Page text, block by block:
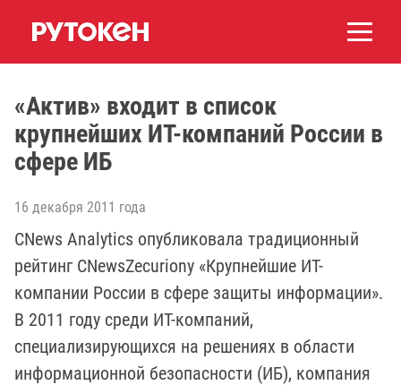
«Актив» входит в список
крупнейших ИТ-компаний России в
сфере ИБ
16 декабря 2011 года
CNews Analytics опубликовала традиционный
рейтинг CNewsZecuriony «Крупнейшие ИТ-
компании России в сфере защиты информации».
В 2011 году среди ИТ-компаний,
специализирующихся на решениях в области
информационной безопасности (ИБ), компания